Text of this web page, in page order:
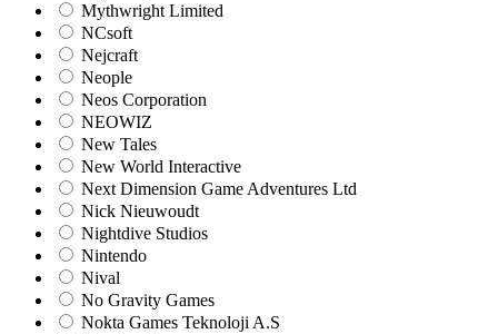
Mythwright Limited
NCsoft
Nejcraft
Neople
Neos Corporation
NEOWIZ
New Tales
New World Interactive
Next Dimension Game Adventures Ltd
Nick Nieuwoudt
Nightdive Studios
Nintendo
Nival
No Gravity Games
Nokta Games Teknoloji A.S